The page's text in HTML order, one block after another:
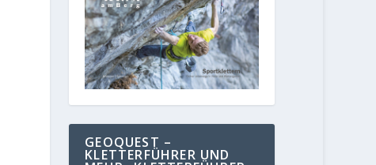
GEOQUEST –
KLETTERFÜHRER UND